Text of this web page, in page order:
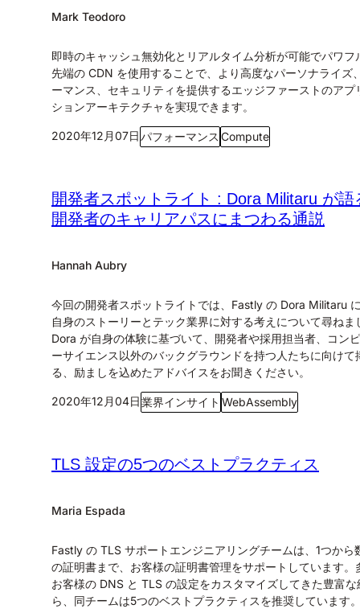
Mark Teodoro
即時のキャッシュ無効化とリアルタイム分析が可能でパワフ
先端の CDN を使用することで、より高度なパーソナライズ
ーマンス、セキュリティを提供するエッジファーストのアプ
ションアーキテクチャを実現できます。
2020年12月07日パフォーマンス Compute
開発者スポットライト : Dora Militaru が語
開発者のキャリアパスにまつわる通説
Hannah Aubry
今回の開発者スポットライトでは、Fastly の Dora Militaru
自身のストーリーとテック業界に対する考えについて尋ねま
Dora が自身の体験に基づいて、開発者や採用担当者、コン
ーサイエンス以外のバックグラウンドを持つ人たちに向けて
る、励ましを込めたアドバイスをお聞きください。
2020年12月04日業界インサイト WebAssembly
TLS 設定の5つのベストプラクティス
Maria Espada
Fastly の TLS サポートエンジニアリングチームは、1つから
の証明書まで、お客様の証明書管理をサポートしています。
お客様の DNS と TLS の設定をカスタマイズしてきた豊富な
ら、同チームは5つのベストプラクティスを推奨しています